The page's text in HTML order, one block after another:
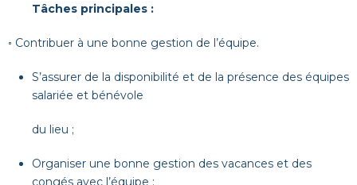
Tâches principales :
◦ Contribuer à une bonne gestion de l’équipe.
S’assurer de la disponibilité et de la présence des équipes
salariée et bénévole
du lieu ;
Organiser une bonne gestion des vacances et des
congés avec l’équipe ;